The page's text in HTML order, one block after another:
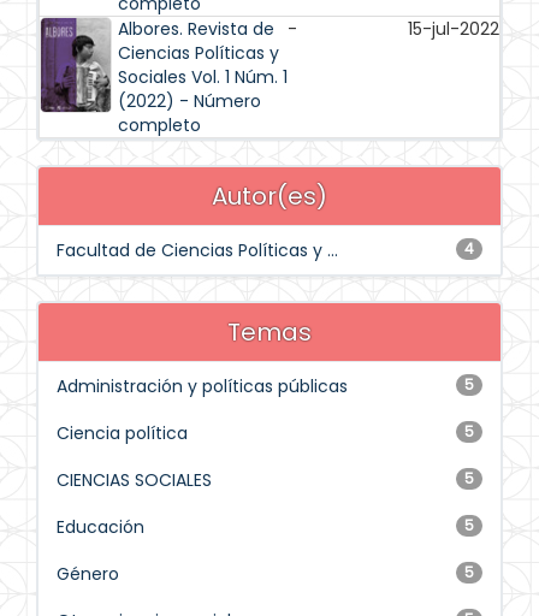
Albores. Revista de
Ciencias Políticas y
Sociales Vol. 1 Núm. 1
(2022) - Número
completo
- 15-jul-2022
Autor(es)
4
Facultad de Ciencias Políticas y ...
Temas
5
Administración y políticas públicas
5
Ciencia política
5
CIENCIAS SOCIALES
5
Educación
5
Género